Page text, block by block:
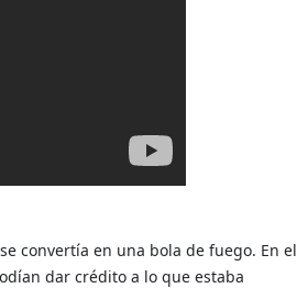
convertía en una bola de fuego. En el
dar crédito a lo que estaba